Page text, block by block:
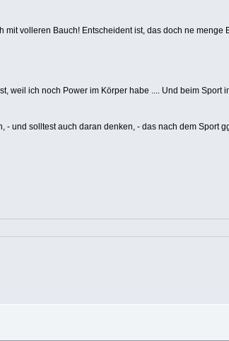
volleren Bauch! Entscheident ist, das doch ne menge
weil ich noch Power im Körper habe .... Und beim Sport
und solltest auch daran denken, - das nach dem Sport